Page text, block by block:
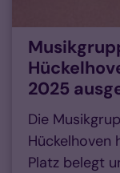
2025
Die
Hückelhoven
Platz belegt